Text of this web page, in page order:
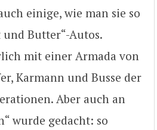
einige, wie man sie so
Butter“-Autos.
mit einer Armada von
Karmann und Busse der
Aber auch an
wurde gedacht: so